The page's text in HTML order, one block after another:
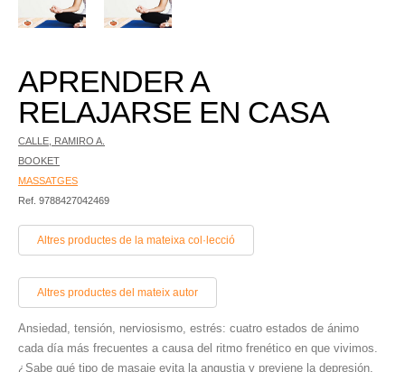
APRENDER A
RELAJARSE EN CASA
CALLE, RAMIRO A.
BOOKET
MASSATGES
Ref. 9788427042469
Altres productes de la mateixa col·lecció
Altres productes del mateix autor
Ansiedad, tensión, nerviosismo, estrés: cuatro estados de ánimo
cada día más frecuentes a causa del ritmo frenético en que vivimos.
¿Sabe qué tipo de masaje evita la angustia y previene la depresión,